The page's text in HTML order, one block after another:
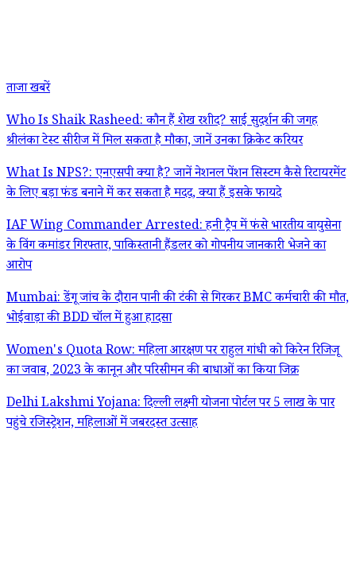
ताजा खबरें
Who Is Shaik Rasheed: कौन हैं शेख रशीद? साई सुदर्शन की जगह
श्रीलंका टेस्ट सीरीज में मिल सकता है मौका, जानें उनका क्रिकेट करियर
What Is NPS?: एनएसपी क्या है? जानें नेशनल पेंशन सिस्टम कैसे रिटायरमेंट
के लिए बड़ा फंड बनाने में कर सकता है मदद, क्या हैं इसके फायदे
IAF Wing Commander Arrested: हनी ट्रैप में फंसे भारतीय वायुसेना
के विंग कमांडर गिरफ्तार, पाकिस्तानी हैंडलर को गोपनीय जानकारी भेजने का
आरोप
Mumbai: डेंगू जांच के दौरान पानी की टंकी से गिरकर BMC कर्मचारी की मौत,
भोईवाड़ा की BDD चॉल में हुआ हादसा
Women's Quota Row: महिला आरक्षण पर राहुल गांधी को किरेन रिजिजू
का जवाब, 2023 के कानून और परिसीमन की बाधाओं का किया जिक्र
Delhi Lakshmi Yojana: दिल्ली लक्ष्मी योजना पोर्टल पर 5 लाख के पार
पहुंचे रजिस्ट्रेशन, महिलाओं में जबरदस्त उत्साह